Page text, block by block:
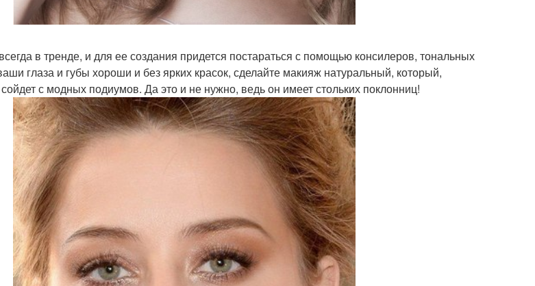
в тренде, и для ее создания придется постараться с помощью консилеров, тональных
глаза и губы хороши и без ярких красок, сделайте макияж натуральный, который,
с модных подиумов. Да это и не нужно, ведь он имеет стольких поклонниц!